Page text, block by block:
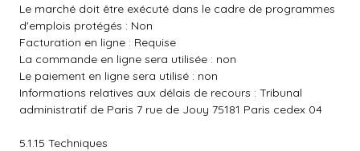
Le marché doit être exécuté dans le cadre de programmes
d'emplois protégés : Non
Facturation en ligne : Requise
La commande en ligne sera utilisée : non
Le paiement en ligne sera utilisé : non
Informations relatives aux délais de recours : Tribunal
administratif de Paris 7 rue de Jouy 75181 Paris cedex 04
5.1.15 Techniques